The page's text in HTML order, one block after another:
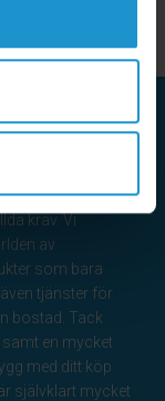
och erbjuder
krav. Vi
av
som bara
tjänster för
bostad. Tack
en mycket
med ditt köp
självklart mycket